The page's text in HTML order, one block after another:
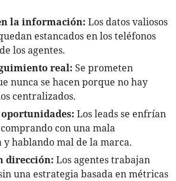
la información: Los datos valiosos
estancados en los teléfonos
los agentes.
real: Se prometen
nunca se hacen porque no hay
centralizados.
Los leads se enfrían
con una mala
y hablando mal de la marca.
dirección: Los agentes trabajan
una estrategia basada en métricas